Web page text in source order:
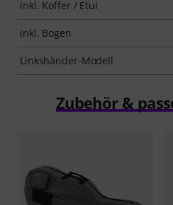
inkl. Koffer / Etui
inkl. Bogen
Linkshänder-Modell
Zubehör &